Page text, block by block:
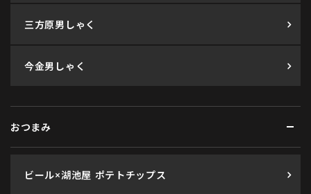
三方原男しゃく
今金男しゃく
おつまみ
ビール×湖池屋 ポテトチップス